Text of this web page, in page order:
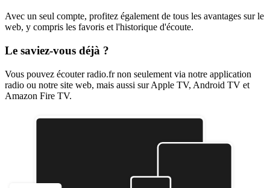
Avec un seul compte, profitez également de tous les avantages sur le
web, y compris les favoris et l'historique d'écoute.
Le saviez-vous déjà ?
Vous pouvez écouter radio.fr non seulement via notre application
radio ou notre site web, mais aussi sur Apple TV, Android TV et
Amazon Fire TV.